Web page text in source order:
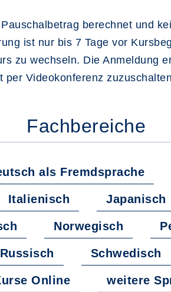
berechnet und
ist nur bis 7 Tage vor
zu wechseln. Die Anmeldung
Videokonferenz
Fachbereiche
als Fremdsprache
Italienisch Japanisch
Norwegisch
Russisch Schwedisch
Online weitere